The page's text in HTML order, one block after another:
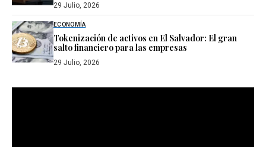
29 Julio, 2026
ECONOMÍA
Tokenización de activos en El Salvador: El gran
salto financiero para las empresas
29 Julio, 2026